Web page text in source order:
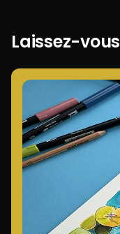
Laissez-vous